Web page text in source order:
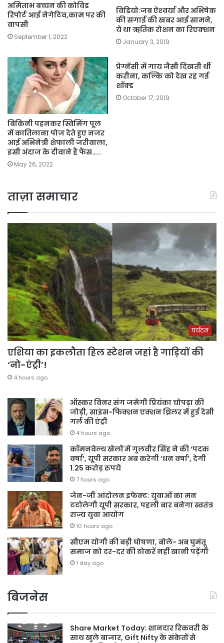
अमिताभ बच्चन की कोविड
रिपोर्ट आई नेगेटिव,काम पर की
वापसी
September 1, 2022
विडियो:जब ऐश्‍वर्या और अभिषेक
की सगाई की खबर आई सामने,
ये था ऋतिक रोशन का रिएक्‍शन
January 3, 2019
बिकिनी पहनकर स्विमिंग पूल
में कातिलाना पोज देते हुए नजर
आई अभिनेत्री शेफाली जरीवाला,
इसी अंदाज के दीवाने हैं फैंस…..
May 26, 2022
प्रेग्नेंसी में गाय जैसी दिखती थीं
करीना, कल्कि को देख रह गई
शॉक्ड
October 17, 2019
ताज़ा समाचार
पर्यटन
एशिया का इकलौता हिल स्टेशन जहां है गाड़ियों की
‘नो-एंट्री’!
4 hours ago
ऑस्कर विनर संग जमेगी प्रियंका चोपड़ा की
जोड़ी, साइंस-फिक्शन एक्शन थ्रिलर में हुई देसी
गर्ल की एंट्री
4 hours ago
कॉमनवेल्थ खेलों में गुलवीर सिंह ने की ‘पदक
वर्षा’, यूपी सरकार अब करेगी ‘धन वर्षा’, देगी
1.25 करोड़ रुपये
7 hours ago
जेन-जी आंदोलन इफेक्ट: युवाओं का मन
टटोलेगी यूपी सरकार, पहली बार बनेगा स्वतंत्र
राज्य युवा आयोग
10 hours ago
सीएम योगी की बड़ी घोषणा, बोले- अब घुमंतू
समाज को दर-दर की ठोकरें नहीं खानी पड़ेंगी
1 day ago
बिजनेस
Share Market Today: शानदार रिकवरी के
साथ खुले बाजार, Gift Nifty के संकेतों से